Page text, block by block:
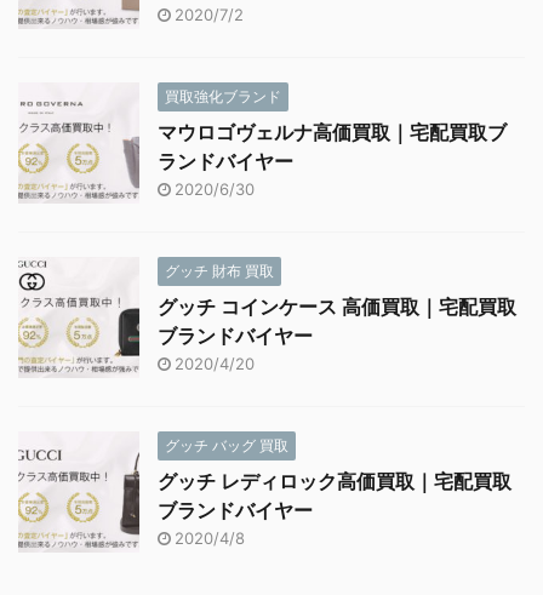
2020/7/2
買取強化ブランド
マウロゴヴェルナ高価買取｜宅配買取ブ
ランドバイヤー
2020/6/30
グッチ 財布 買取
グッチ コインケース 高価買取｜宅配買取
ブランドバイヤー
2020/4/20
グッチ バッグ 買取
グッチ レディロック高価買取｜宅配買取
ブランドバイヤー
2020/4/8